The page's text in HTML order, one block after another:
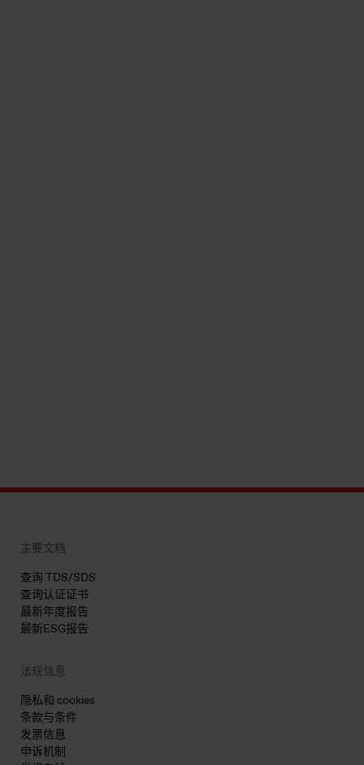
主要文档
查询 TDS/SDS
查询认证证书
最新年度报告
最新ESG报告
法规信息
隐私和 cookies
条款与条件
发票信息
申诉机制